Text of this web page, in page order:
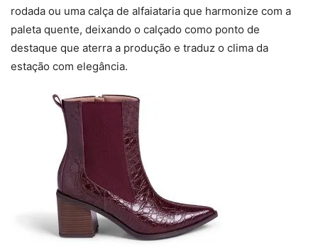
rodada ou uma calça de alfaiataria que harmonize com a
paleta quente, deixando o calçado como ponto de
destaque que aterra a produção e traduz o clima da
estação com elegância.